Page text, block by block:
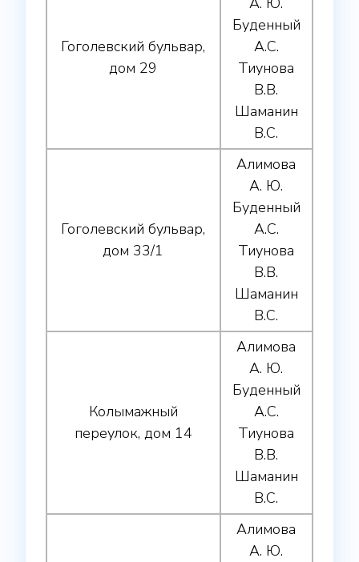
Гоголевский бульвар,
дом 29
Буденный
А.С.
Тиунова
В.В.
Шаманин
В.С.
Гоголевский бульвар,
дом 33/1
Алимова
А. Ю.
Буденный
А.С.
Тиунова
В.В.
Шаманин
В.С.
Колымажный
переулок, дом 14
Алимова
А. Ю.
Буденный
А.С.
Тиунова
В.В.
Шаманин
В.С.
Алимова
А. Ю.